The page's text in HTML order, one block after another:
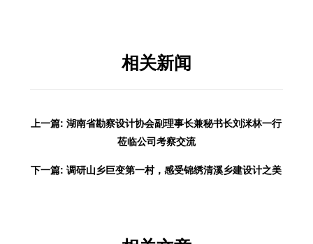
相关新闻
上一篇: 湖南省勘察设计协会副理事长兼秘书长刘洣林一行
莅临公司考察交流
下一篇: 调研山乡巨变第一村，感受锦绣清溪乡建设计之美